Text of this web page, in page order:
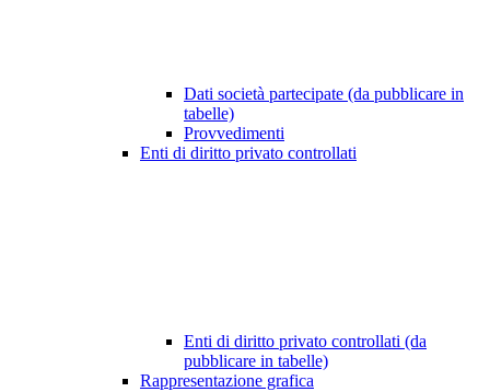
Dati società partecipate (da pubblicare in
tabelle)
Provvedimenti
Enti di diritto privato controllati
Enti di diritto privato controllati (da
pubblicare in tabelle)
Rappresentazione grafica